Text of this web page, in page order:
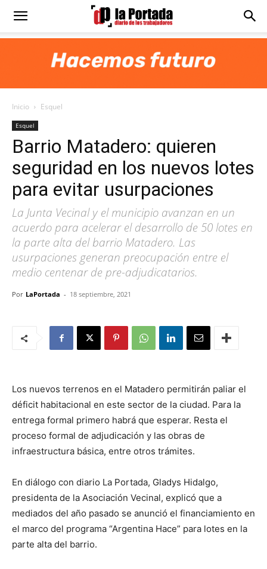
Diario
Portada
Inicio Esquel
Esquel
Barrio Matadero: quieren
seguridad en los nuevos lotes
para evitar usurpaciones
La Junta Vecinal y el municipio avanzan en un
acuerdo para acelerar el desarrollo de 50 lotes en
la parte alta del barrio Matadero. Las
usurpaciones generan preocupación entre el
medio centenar de pre-adjudicatarios.
Por LaPortada - 18 septiembre, 2021
Los nuevos terrenos en el Matadero permitirán paliar el
déficit habitacional en este sector de la ciudad. Para la
entrega formal primero habrá que esperar. Resta el
proceso formal de adjudicación y las obras de
infraestructura básica, entre otros trámites.
En diálogo con diario La Portada, Gladys Hidalgo,
presidenta de la Asociación Vecinal, explicó que a
mediados del año pasado se anunció el financiamiento en
el marco del programa “Argentina Hace” para lotes en la
parte alta del barrio.